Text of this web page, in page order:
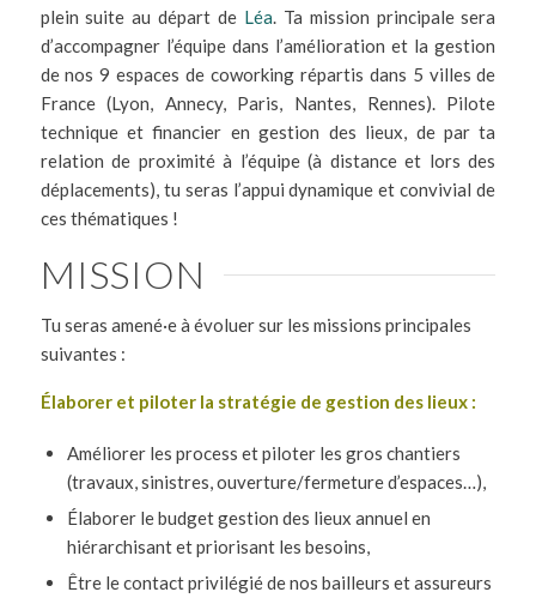
plein suite au départ de Léa . Ta mission principale sera
d’accompagner l’équipe dans l’amélioration et la gestion
de nos 9 espaces de coworking répartis dans 5 villes de
France (Lyon, Annecy, Paris, Nantes, Rennes). Pilote
technique et financier en gestion des lieux, de par ta
relation de proximité à l’équipe (à distance et lors des
déplacements), tu seras l’appui dynamique et convivial de
ces thématiques !
MISSION
Tu seras amené·e à évoluer sur les missions principales
suivantes :
Élaborer et piloter la stratégie de gestion des lieux :
Améliorer les process et piloter les gros chantiers
(travaux, sinistres, ouverture/fermeture d’espaces…),
Élaborer le budget gestion des lieux annuel en
hiérarchisant et priorisant les besoins,
Être le contact privilégié de nos bailleurs et assureurs